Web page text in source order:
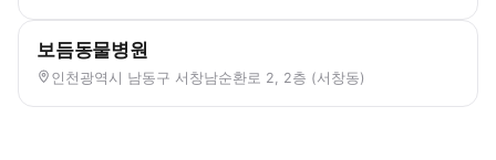
보듬동물병원
인천광역시 남동구 서창남순환로 2, 2층 (서창동)